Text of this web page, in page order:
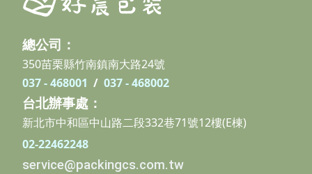
總公司：
350苗栗縣竹南鎮南大路24號
037 - 468001 / 037 - 468002
台北辦事處：
新北市中和區中山路二段332巷71號12樓(E棟)
02-22462248
service@packingcs.com.tw